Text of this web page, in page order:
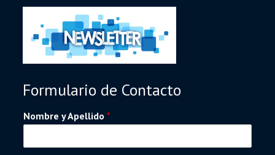
Formulario de Contacto
Nombre y Apellido*